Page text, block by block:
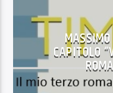
CAPITOLO